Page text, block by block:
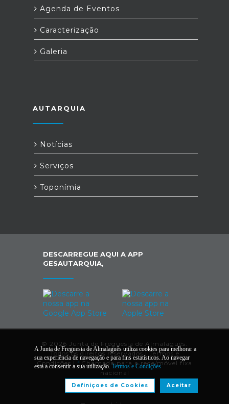
Agenda de Eventos
Caracterização
Galeria
AUTARQUIA
Notícias
Serviços
Toponímia
DESCARREGUE AQUI A APP
GESAUTARQUIA,
© 2026 Junta de Freguesia de Almalaguês.
Todos os direitos reservados |Termos e
Condições | * Chamada para a rede/móvel fixa
nacional
A Junta de Freguesia de Almalaguês utiliza cookies para melhorar a
sua experiência de navegação e para fins estatísticos. Ao navegar
está a consentir a sua utilização.Termos e Condições
Aceitar
Definiçoes de Cookies